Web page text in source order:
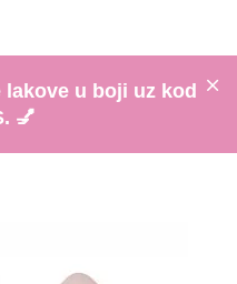
lakove u boji uz kod
💅